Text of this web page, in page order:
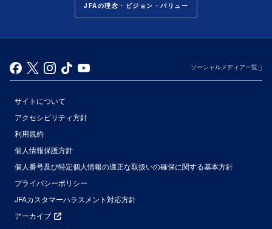
JFAの理念・ビジョン・バリュー
ソーシャルメディア一覧
サイトについて
アクセシビリティ方針
利用規約
個人情報保護方針
個人番号及び特定個人情報の適正な取扱いの確保に関する基本方針
プライバシーポリシー
JFAカスタマーハラスメント対応方針
アーカイブ